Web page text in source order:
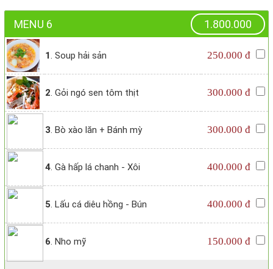
MENU 6 1.800.000
1. Soup hải sản 250.000 đ
2. Gỏi ngó sen tôm thịt 300.000 đ
3. Bò xào lăn + Bánh mỳ 300.000 đ
4. Gà hấp lá chanh - Xôi 400.000 đ
5. Lấu cá diêu hồng - Bún 400.000 đ
6. Nho mỹ 150.000 đ